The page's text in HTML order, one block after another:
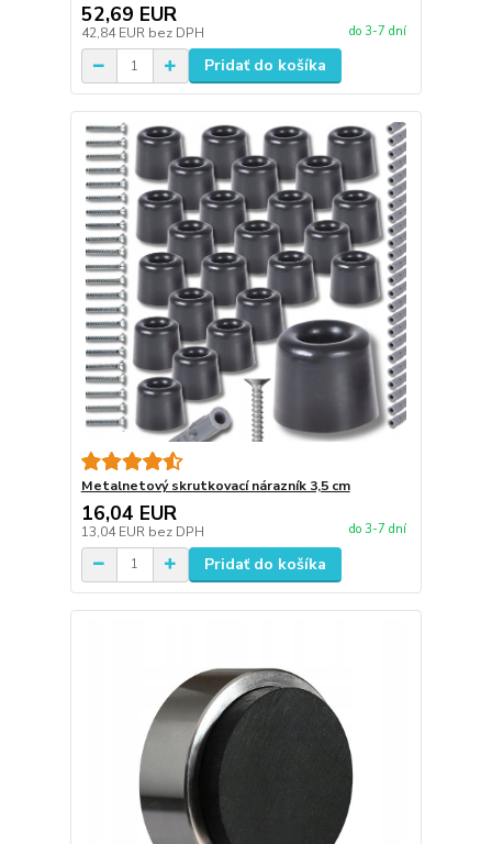
52,69 EUR
42,84 EUR bez DPH do 3-7 dní
Pridať do košíka
Metalnetový skrutkovací nárazník 3,5 cm
16,04 EUR
13,04 EUR bez DPH do 3-7 dní
Pridať do košíka